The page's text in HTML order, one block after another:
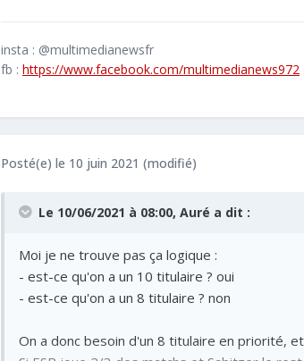
insta : @multimedianewsfr
fb : https://www.facebook.com/multimedianews972
Posté(e) le 10 juin 2021 (modifié)
Le 10/06/2021 à 08:00, Auré a dit :
Moi je ne trouve pas ça logique :
- est-ce qu'on a un 10 titulaire ? oui
- est-ce qu'on a un 8 titulaire ? non
On a donc besoin d'un 8 titulaire en priorité,